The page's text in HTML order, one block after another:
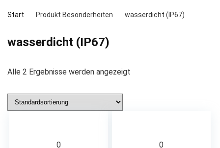
Start Produkt Besonderheiten wasserdicht (IP67)
wasserdicht (IP67)
Alle 2 Ergebnisse werden angezeigt
0 0